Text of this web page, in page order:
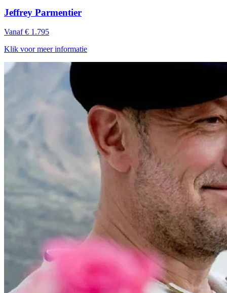
Jeffrey Parmentier
Vanaf € 1.795
Klik voor meer informatie